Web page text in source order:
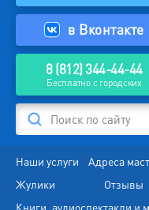
в Вконтакте
8 (812) 344-44-44
Бесплатно с городских
Поиск по сайту
Наши услуги Адреса
Жулики
Отзывы
Книги, аудиоспектакли и